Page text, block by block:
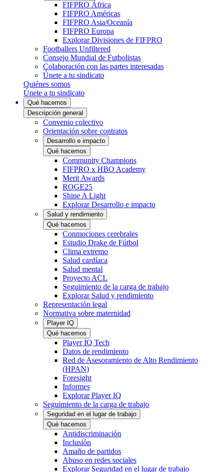
FIFPRO África
FIFPRO Américas
FIFPRO Asia/Oceanía
FIFPRO Europa
Explorar Divisiones de FIFPRO
Footballers Unfiltered
Consejo Mundial de Futbolistas
Colaboración con las partes interesadas
Únete a tu sindicato
Quiénes somos
Únete a tu sindicato
Qué hacemos
Descripción general
Convenio colectivo
Orientación sobre contratos
Desarrollo e impacto
Qué hacemos
Community Champions
FIFPRO x HBO Academy
Merit Awards
ROGE25
Shine A Light
Explorar Desarrollo e impacto
Salud y rendimiento
Qué hacemos
Conmociones cerebrales
Estudio Drake de Fútbol
Clima extremo
Salud cardíaca
Salud mental
Proyecto ACL
Seguimiento de la carga de trabajo
Explorar Salud y rendimiento
Representación legal
Normativa sobre maternidad
Player IQ
Qué hacemos
Player IQ Tech
Datos de rendimiento
Red de Asesoramiento de Alto Rendimiento
(HPAN)
Foresight
Informes
Explorar Player IQ
Seguimiento de la carga de trabajo
Seguridad en el lugar de trabajo
Qué hacemos
Antidiscriminación
Inclusión
Amaño de partidos
Abuso en redes sociales
Explorar Seguridad en el lugar de trabajo